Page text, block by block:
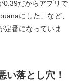
0.39だからアプリで
にした」など、
定番になっていま
い落とし穴！